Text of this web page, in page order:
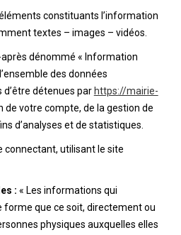
constituants l’information
textes – images – vidéos.
après dénommé « Information
des données
détenues par https://mairie-
de votre compte, de la gestion de
d’analyses et de statistiques.
connectant, utilisant le site
: « Les informations qui
que ce soit, directement ou
physiques auxquelles elles